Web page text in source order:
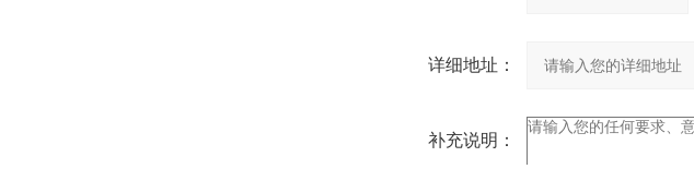
详细地址：
补充说明：